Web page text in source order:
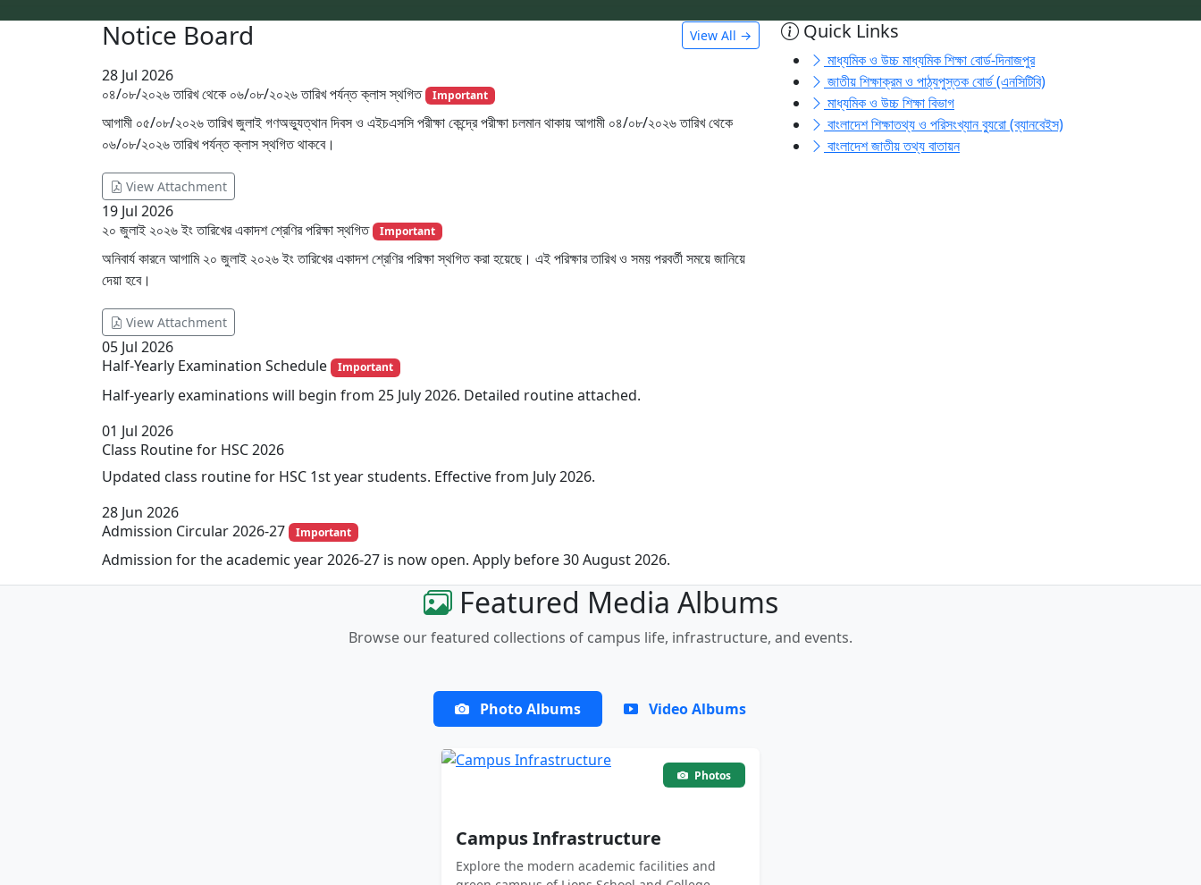
Notice Board View All →
28 Jul 2026
০৪/০৮/২০২৬ তারিখ থেকে ০৬/০৮/২০২৬ তারিখ পর্যন্ত ক্লাস স্থগিত
Important
আগামী ০৫/০৮/২০২৬ তারিখ জুলাই গণঅভ্যুত্থান দিবস ও এইচএসসি পরীক্ষা কেন্দ্রে পরীক্ষা চলমান থাকায় আগামী ০৪/০৮/২০২৬ তারিখ থেকে
০৬/০৮/২০২৬ তারিখ পর্যন্ত ক্লাস স্থগিত থাকবে।
View Attachment
19 Jul 2026
২০ জুলাই ২০২৬ ইং তারিখের একাদশ শ্রেণির পরিক্ষা স্থগিত
Important
অনিবার্য কারনে আগামি ২০ জুলাই ২০২৬ ইং তারিখের একাদশ শ্রেণির পরিক্ষা স্থগিত করা হয়েছে। এই পরিক্ষার তারিখ ও সময় পরবর্তী সময়ে জানিয়ে
দেয়া হবে।
View Attachment
05 Jul 2026
Half-Yearly Examination Schedule
Important
Half-yearly examinations will begin from 25 July 2026. Detailed routine attached.
01 Jul 2026
Class Routine for HSC 2026
Updated class routine for HSC 1st year students. Effective from July 2026.
28 Jun 2026
Admission Circular 2026-27
Important
Admission for the academic year 2026-27 is now open. Apply before 30 August 2026.
Quick Links
মাধ্যমিক ও উচ্চ মাধ্যমিক শিক্ষা বোর্ড-দিনাজপুর
জাতীয় শিক্ষাক্রম ও পাঠ্যপুস্তক বোর্ড (এনসিটিবি)
মাধ্যমিক ও উচ্চ শিক্ষা বিভাগ
বাংলাদেশ শিক্ষাতথ্য ও পরিসংখ্যান ব্যুরো (ব্যানবেইস)
বাংলাদেশ জাতীয় তথ্য বাতায়ন
Featured Media Albums
Browse our featured collections of campus life, infrastructure, and events.
Photo Albums Video Albums
Photos
Campus Infrastructure
Explore the modern academic facilities and